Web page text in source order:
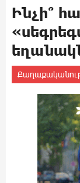
Ինչի՞